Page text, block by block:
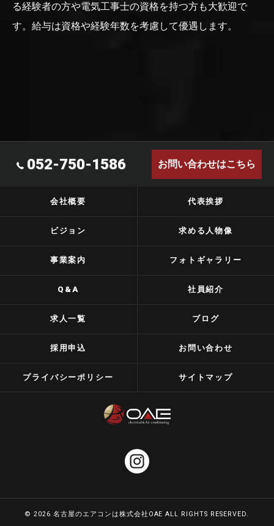
る経験者の方や電気工事士の資格を持つ方も大歓迎で
す。給与は資格や経験年数を考慮して優遇します。
052-750-1586 お問い合わせはこちら
会社概要 代表挨拶
ビジョン 求める人物像
事業案内 フォトギャラリー
Q&A 社員紹介
求人一覧 ブログ
採用申込 お問い合わせ
プライバシーポリシー サイトマップ
© 2026 名古屋のエアコンは株式会社OAE ALL RIGHTS RESERVED.